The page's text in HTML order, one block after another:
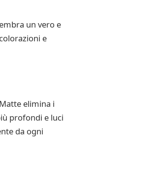
un vero e
e
elimina i
profondi e luci
da ogni